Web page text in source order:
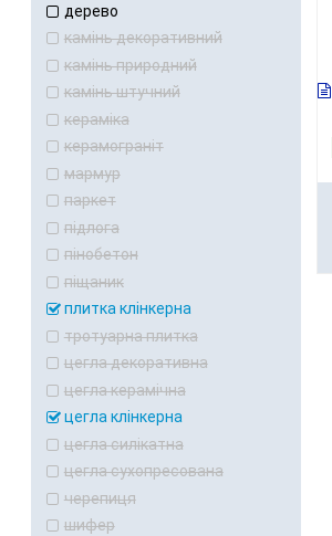
дерево
камінь декоративний
камінь природний
камінь штучний
кераміка
керамограніт
мармур
паркет
підлога
пінобетон
піщаник
плитка клінкерна
тротуарна плитка
цегла декоративна
цегла керамічна
цегла клінкерна
цегла силікатна
цегла сухопресована
черепиця
шифер